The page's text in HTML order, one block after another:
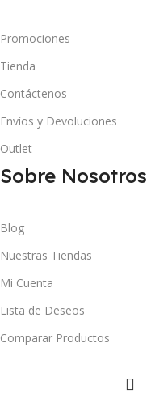
Promociones
Tienda
Contáctenos
Envíos y Devoluciones
Outlet
Sobre Nosotros
Blog
Nuestras Tiendas
Mi Cuenta
Lista de Deseos
Comparar Productos